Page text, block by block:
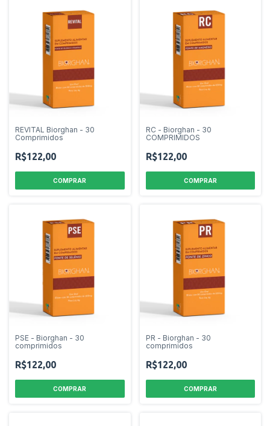
REVITAL Biorghan - 30
Comprimidos
R$122,00
RC - Biorghan - 30
COMPRIMIDOS
R$122,00
PSE - Biorghan - 30
comprimidos
R$122,00
PR - Biorghan - 30
comprimidos
R$122,00